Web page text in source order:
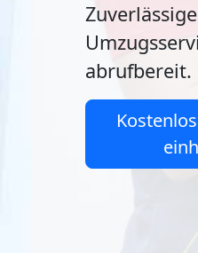
abrufbereit.